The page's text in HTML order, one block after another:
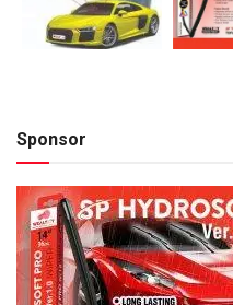
Sponsor